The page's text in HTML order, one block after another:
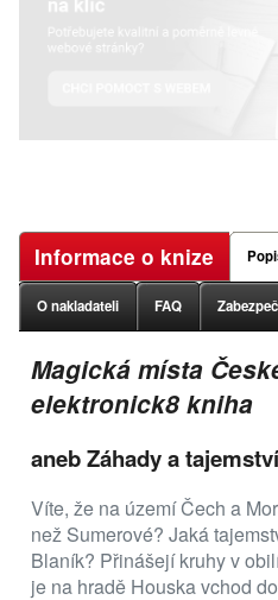
Informace o knize
O nakladateli FAQ
Magická místa
elektronick8 kniha
aneb Záhady a
Víte, že na území Čech a
než Sumerové? Jaká
Blaník? Přinášejí kruhy v
je na hradě Houska vchod